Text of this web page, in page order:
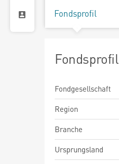
Fondsprofil
Fondsprofil
Fondgesellschaft
Region
Branche
Ursprungsland